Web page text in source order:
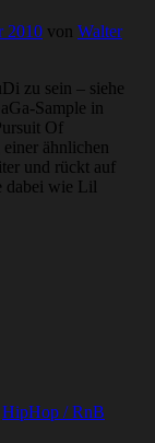
2010 von Walter
zu sein – siehe
Sample in
Of
ähnlichen
und rückt auf
dabei wie Lil
HipHop / RnB